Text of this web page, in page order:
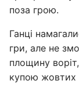
поза грою.
Ганці
гри, але не
площину
купою жовтих